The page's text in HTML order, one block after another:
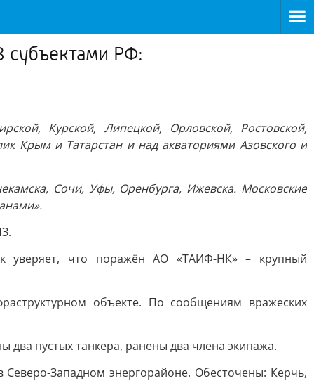
субъектами РФ:
Курской, Липецкой, Орловской, Ростовской,
Крым и Татарстан и над акваториями Азовского и
Сочи, Уфы, Оренбурга, Ижевска. Московские
уверяет, что поражён АО «ТАИФ-НК» – крупный
объекте. По сообщениям вражеских
два пустых танкера, ранены два члена экипажа.
Западном энергорайоне. Обесточены: Керчь,